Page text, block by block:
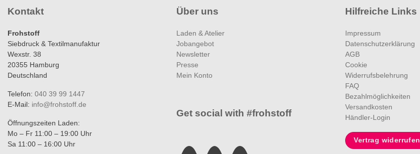
Kontakt
Frohstoff
Siebdruck & Textilmanufaktur
Wexstr. 38
20355 Hamburg
Deutschland
Telefon: 040 39 99 1447
E-Mail: info@frohstoff.de
Öffnungszeiten Laden:
Mo – Fr 11:00 – 19:00 Uhr
Sa 11:00 – 16:00 Uhr
Über uns
Laden & Atelier
Jobangebot
Newsletter
Presse
Mein Konto
Get social with #frohstoff
Hilfreiche Links
Impressum
Datenschutzerklärung
AGB
Cookie
Widerrufsbelehrung
FAQ
Bezahlmöglichkeiten
Versandkosten
Händler-Login
Vertrag widerrufen